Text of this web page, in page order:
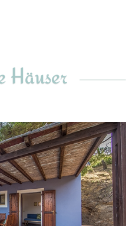
Häuser